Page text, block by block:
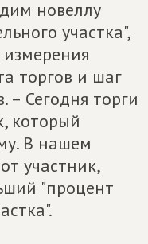
новеллу
участка",
измерения
торгов и шаг
– Сегодня торги
который
В нашем
участник,
"процент